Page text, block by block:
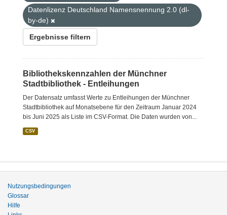
Datenlizenz Deutschland Namensnennung 2.0 (dl-
by-de)
Ergebnisse filtern
Bibliothekskennzahlen der Münchner
Stadtbibliothek - Entleihungen
Der Datensatz umfasst Werte zu Entleihungen der Münchner
Stadtbibliothek auf Monatsebene für den Zeitraum Januar 2024
bis Juni 2025 als Liste im CSV-Format. Die Daten wurden von...
CSV
Nutzungsbedingungen
Glossar
Hilfe